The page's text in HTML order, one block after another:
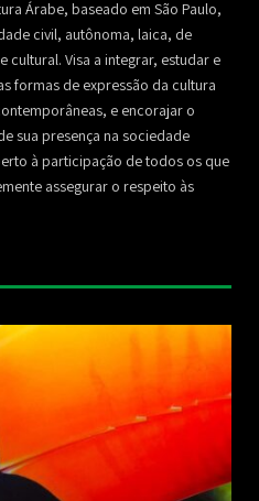
Árabe, baseado em São Paulo,
civil, autônoma, laica, de
cultural. Visa a integrar, estudar e
formas de expressão da cultura
e encorajar o
sua presença na sociedade
à participação de todos os que
assegurar o respeito às